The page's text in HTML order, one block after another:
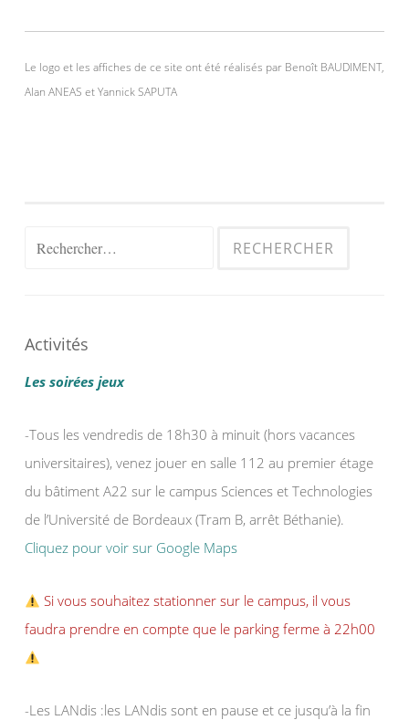
Le logo et les affiches de ce site ont été réalisés par Benoît BAUDIMENT,
Alan ANEAS et Yannick SAPUTA
Rechercher :
Activités
Les soirées jeux
-Tous les vendredis de 18h30 à minuit (hors vacances
universitaires), venez jouer en salle 112 au premier étage
du bâtiment A22 sur le campus Sciences et Technologies
de l’Université de Bordeaux (Tram B, arrêt Béthanie).
Cliquez pour voir sur Google Maps
Si vous souhaitez stationner sur le campus, il vous
faudra prendre en compte que le parking ferme à 22h00
-Les LANdis :les LANdis sont en pause et ce jusqu’à la fin